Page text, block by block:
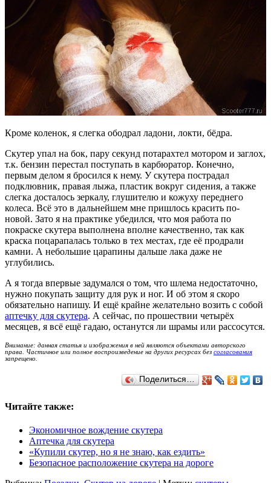
Кроме коленок, я слегка ободрал ладони, локти, бёдра.
Скутер упал на бок, пару секунд потарахтел мотором и заглох,
т.к. бензин перестал поступать в карбюратор. Конечно,
первым делом я бросился к нему. У скутера пострадал
подклювник, правая лыжа, пластик вокруг сидения, а также
слегка досталось зеркалу, глушителю и кожуху переднего
колеса. Всё это в дальнейшем мне пришлось красить по-
новой. Зато я на практике убедился, что моя работа по
покраске скутера выполнена вполне качественно, так как
краска поцарапалась только в тех местах, где её продрали
камни. А небольшие царапины дальше лака даже не
углубились.
А я тогда впервые задумался о том, что шлема недостаточно,
нужно покупать защиту для рук и ног. И об этом я скоро
обязательно напишу. И ещё крайне желательно возить с собой
аптечку для скутера. А сейчас, по прошествии четырёх
месяцев, я всё ещё гадаю, останутся ли шрамы или рассосутся.
Внимание: данная статья и изображения в ней являются объектами авторского
права. Частичное или полное воспроизведение на других ресурсах без согласования
запрещено.
Поделиться…
Читайте также:
Экономичное вождение скутера
Аптечка для скутера
«Купили скутер, но я не знаю, как ездить»
Безопасное расположение скутера на дороге